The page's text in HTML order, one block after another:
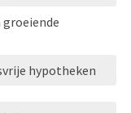
groeiende
hypotheken